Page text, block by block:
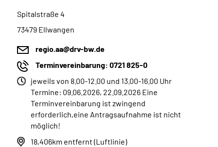
Spitalstraße 4
73479 Ellwangen
regio.aa@drv-bw.de
Terminvereinbarung: 0721 825-0
jeweils von 8.00-12.00 und 13.00-16.00 Uhr
Termine: 09.06.2026, 22.09.2026 Eine
Terminvereinbarung ist zwingend
erforderlich,eine Antragsaufnahme ist nicht
möglich!
18,406km entfernt (Luftlinie)